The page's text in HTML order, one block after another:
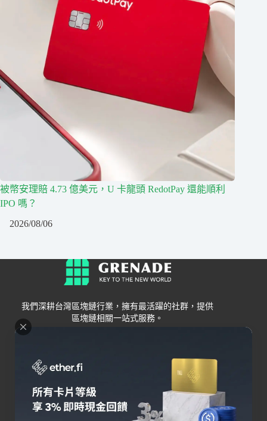
被幣安理賠 4.73 億美元，U 卡龍頭 RedotPay 還能順利
IPO 嗎？
2026/08/06
我們深耕台灣區塊鏈行業，擁有最活躍的社群，提供
區塊鏈相關一站式服務。
Grenade
關於我們
聯絡我們
錢包
交易所
Bybit
OKX